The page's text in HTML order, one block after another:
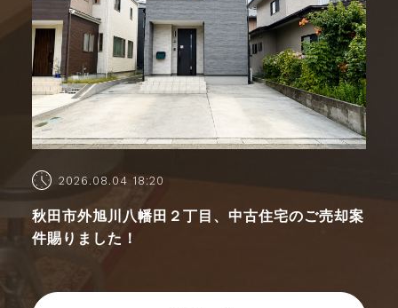
2026.08.04 18:20
秋田市外旭川八幡田２丁目、中古住宅のご売却案
件賜りました！